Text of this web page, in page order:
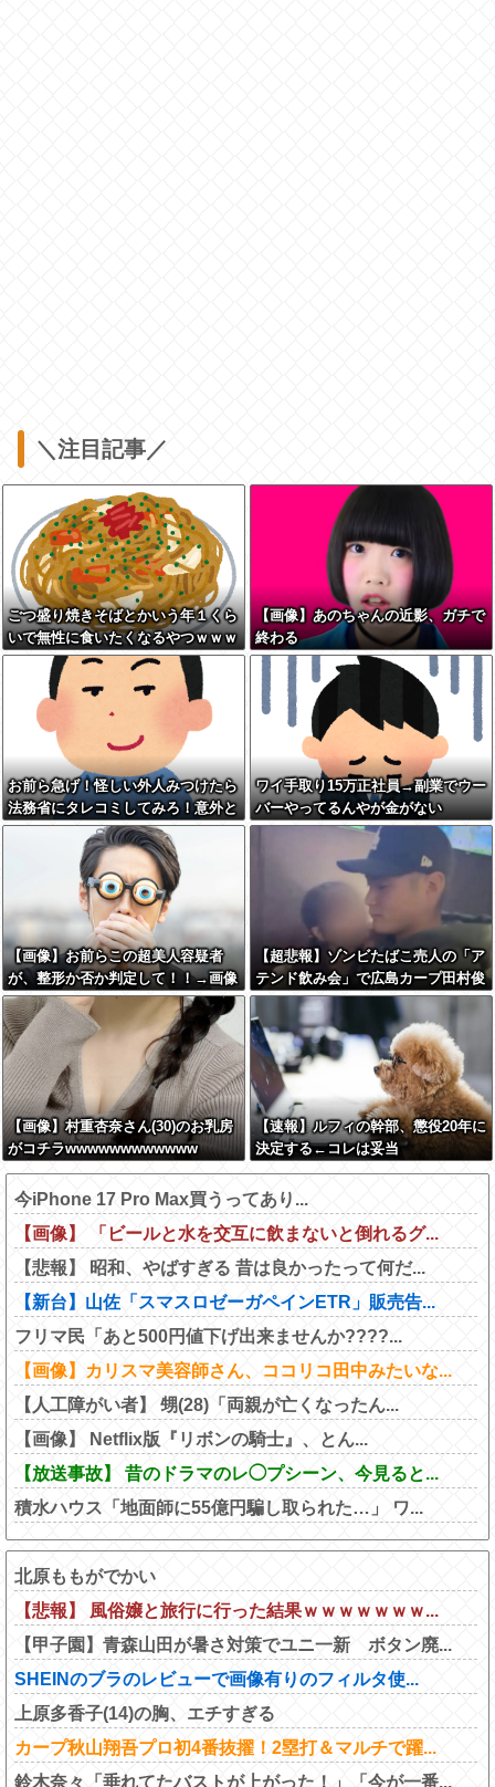
＼注目記事／
ごつ盛り焼きそばとかいう年１くら
いで無性に食いたくなるやつｗｗｗ
ｗｗｗｗｗ
【画像】あのちゃんの近影、ガチで
終わる
お前ら急げ！怪しい外人みつけたら
法務省にタレコミしてみろ！意外と
仕事するぞ？
ワイ手取り15万正社員→副業でウー
バーやってるんやが金がない
【画像】お前らこの超美人容疑者
が、整形か否か判定して！！→画像
がこちらw w w w w w w w w w
【超悲報】ゾンビたばこ売人の「ア
テンド飲み会」で広島カープ田村俊
介がセクシー女優と寸止めキスｗｗ
ｗ
【画像】村重杏奈さん(30)のお乳房
がコチラwwwwwwwwwwww
【速報】ルフィの幹部、懲役20年に
決定する←コレは妥当
か？？？？？？？
今iPhone 17 Pro Max買うってあり...
【画像】 「ビールと水を交互に飲まないと倒れるグ...
【悲報】 昭和、やばすぎる 昔は良かったって何だ...
【新台】山佐「スマスロゼーガペインETR」販売告...
フリマ民「あと500円値下げ出来ませんか????...
【画像】カリスマ美容師さん、ココリコ田中みたいな...
【人工障がい者】 甥(28)「両親が亡くなったん...
【画像】 Netflix版『リボンの騎士』、とん...
【放送事故】 昔のドラマのレ◯プシーン、今見ると...
積水ハウス「地面師に55億円騙し取られた…」 ワ...
北原ももがでかい
【悲報】 風俗嬢と旅行に行った結果ｗｗｗｗｗｗｗ...
【甲子園】青森山田が暑さ対策でユニ一新 ボタン廃...
SHEINのブラのレビューで画像有りのフィルタ使...
上原多香子(14)の胸、エチすぎる
カープ秋山翔吾プロ初4番抜擢！2塁打＆マルチで躍...
鈴木奈々「垂れてたバストが上がった！」「今が一番...